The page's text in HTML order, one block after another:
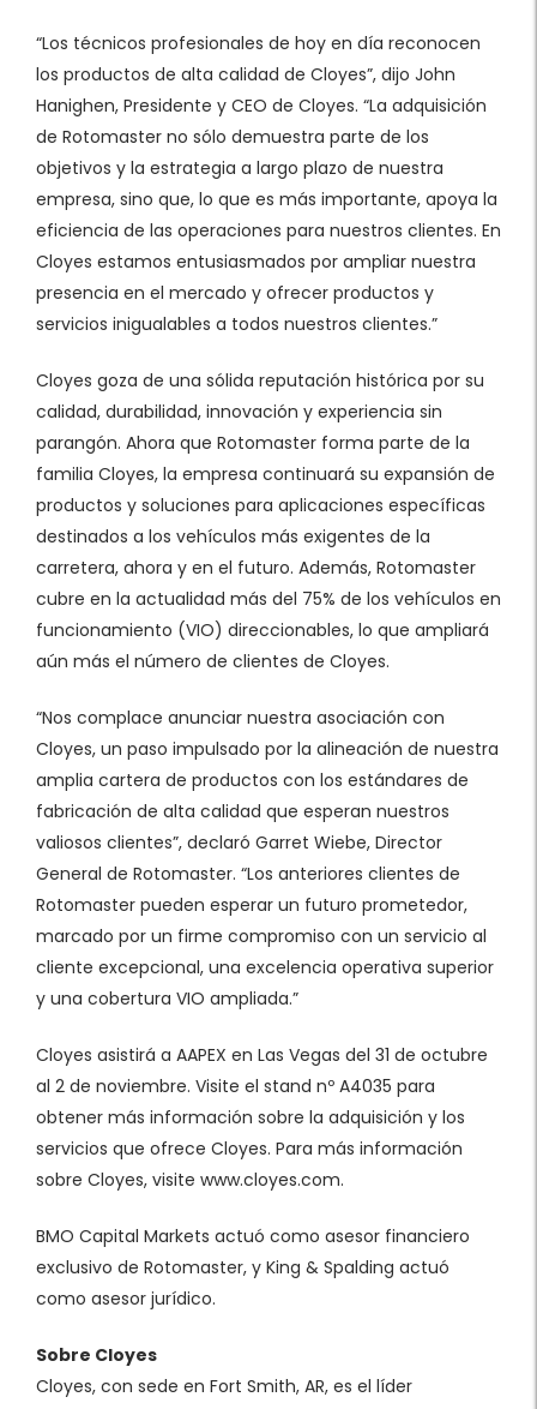
“Los técnicos profesionales de hoy en día reconocen
los productos de alta calidad de Cloyes”, dijo John
Hanighen, Presidente y CEO de Cloyes. “La adquisición
de Rotomaster no sólo demuestra parte de los
objetivos y la estrategia a largo plazo de nuestra
empresa, sino que, lo que es más importante, apoya la
eficiencia de las operaciones para nuestros clientes. En
Cloyes estamos entusiasmados por ampliar nuestra
presencia en el mercado y ofrecer productos y
servicios inigualables a todos nuestros clientes.”
Cloyes goza de una sólida reputación histórica por su
calidad, durabilidad, innovación y experiencia sin
parangón. Ahora que Rotomaster forma parte de la
familia Cloyes, la empresa continuará su expansión de
productos y soluciones para aplicaciones específicas
destinados a los vehículos más exigentes de la
carretera, ahora y en el futuro. Además, Rotomaster
cubre en la actualidad más del 75% de los vehículos en
funcionamiento (VIO) direccionables, lo que ampliará
aún más el número de clientes de Cloyes.
“Nos complace anunciar nuestra asociación con
Cloyes, un paso impulsado por la alineación de nuestra
amplia cartera de productos con los estándares de
fabricación de alta calidad que esperan nuestros
valiosos clientes”, declaró Garret Wiebe, Director
General de Rotomaster. “Los anteriores clientes de
Rotomaster pueden esperar un futuro prometedor,
marcado por un firme compromiso con un servicio al
cliente excepcional, una excelencia operativa superior
y una cobertura VIO ampliada.”
Cloyes asistirá a AAPEX en Las Vegas del 31 de octubre
al 2 de noviembre. Visite el stand nº A4035 para
obtener más información sobre la adquisición y los
servicios que ofrece Cloyes. Para más información
sobre Cloyes, visite www.cloyes.com.
BMO Capital Markets actuó como asesor financiero
exclusivo de Rotomaster, y King & Spalding actuó
como asesor jurídico.
Sobre Cloyes
Cloyes, con sede en Fort Smith, AR, es el líder